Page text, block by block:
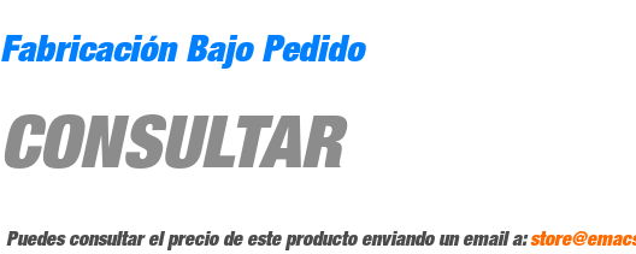
Fabricación Bajo Pedido
CONSULTAR
Puedes consultar el precio de este producto enviando un email a: